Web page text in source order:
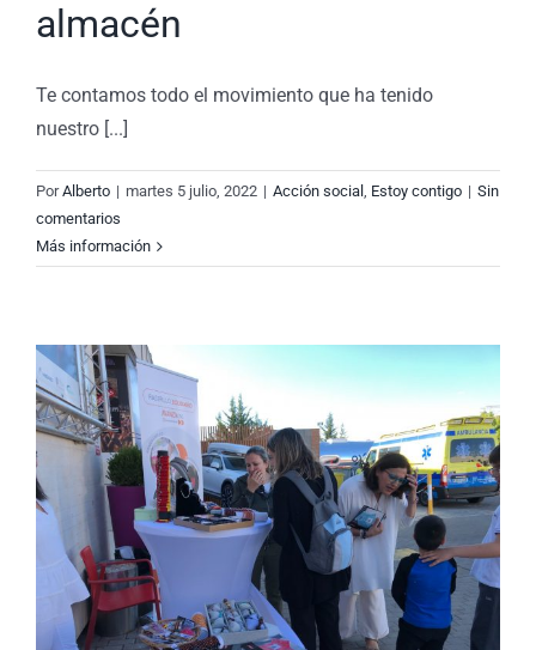
almacén
Te contamos todo el movimiento que ha tenido
nuestro [...]
PorAlberto | martes 5 julio, 2022 | Acción social , Estoy contigo | Sin
comentarios
Más información